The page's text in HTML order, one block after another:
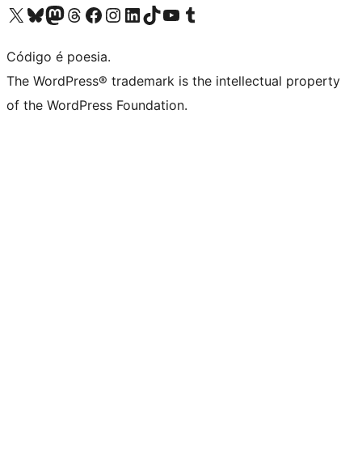
Visite a nossa conta X (antigo Twitter)
Visit our Bluesky account
Visit our Mastodon account
Visit our Threads account
Visite a nossa página do Facebook
Visite a nossa conta no Instagram
Visite a nossa conta no LinkedIn
Visit our TikTok account
Visit our YouTube channel
Visit our Tumblr account
Código é poesia.
The WordPress® trademark is the intellectual property
of the WordPress Foundation.